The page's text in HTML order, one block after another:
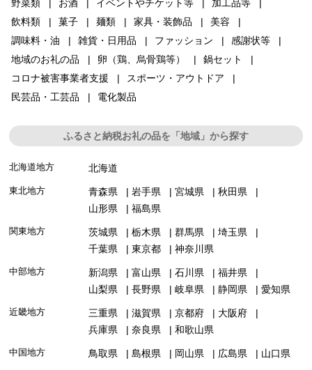
野菜類
お酒 イベントやチケット等
加工品等
飲料類
菓子 麺類 家具・装飾品
美容
調味料・油
雑貨・日用品 ファッション
感謝状等
地域のお礼の品
卵（鶏、烏骨鶏等）
鍋セット
コロナ被害事業者支援
スポーツ・アウトドア
民芸品・工芸品
電化製品
ふるさと納税お礼の品を「地域」から探す
北海道地方 北海道
東北地方 青森県 岩手県 宮城県
秋田県
山形県
福島県
関東地方 茨城県 栃木県 群馬県
埼玉県
千葉県
東京都 神奈川県
中部地方 新潟県 富山県 石川県
福井県
山梨県
長野県 岐阜県 静岡県 愛知県
近畿地方 三重県 滋賀県 京都府
大阪府
兵庫県
奈良県 和歌山県
中国地方 鳥取県 島根県 岡山県 広島県 山口県